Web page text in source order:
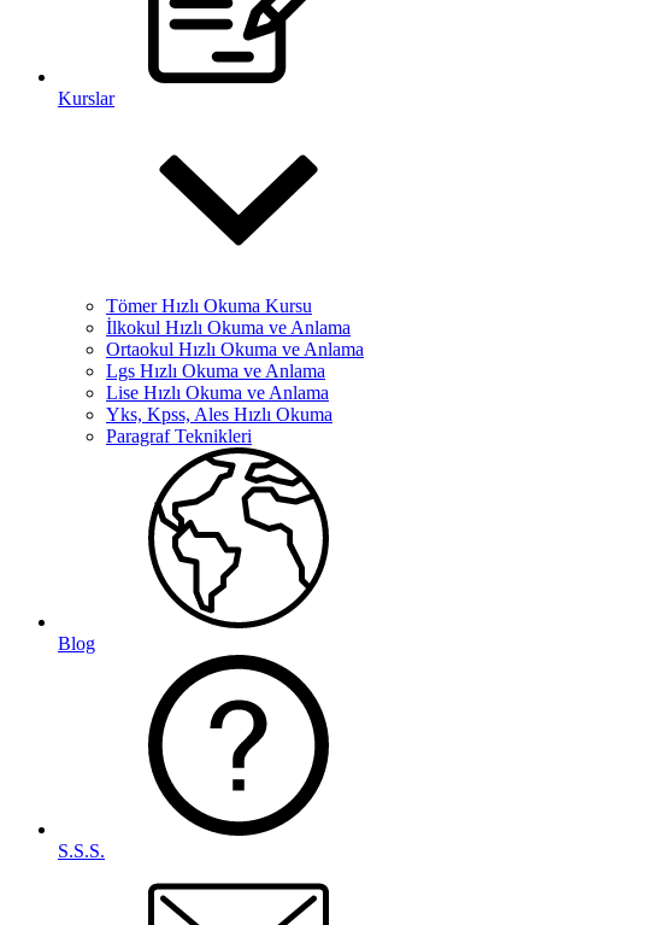
Kurslar
Tömer Hızlı Okuma Kursu
İlkokul Hızlı Okuma ve Anlama
Ortaokul Hızlı Okuma ve Anlama
Lgs Hızlı Okuma ve Anlama
Lise Hızlı Okuma ve Anlama
Yks, Kpss, Ales Hızlı Okuma
Paragraf Teknikleri
Blog
S.S.S.